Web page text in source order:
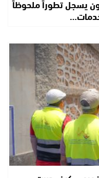
يسجل تطوراً ملحوظاً